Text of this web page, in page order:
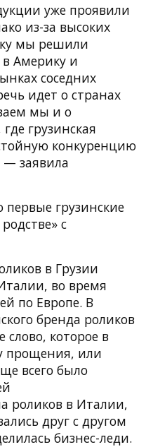
уже проявили
из-за высоких
мы решили
Америку и
соседних
идет о странах
мы и о
грузинская
конкуренцию
заявила
грузинские
с
в Грузии
во время
по Европе. В
бренда роликов
слово, которое в
прощения, или
всего было
роликов в Италии,
друг с другом
бизнес-леди.